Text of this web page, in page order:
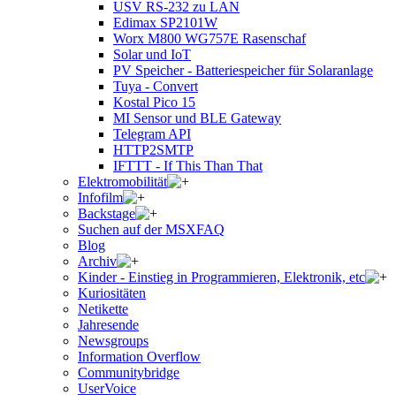
USV RS-232 zu LAN
Edimax SP2101W
Worx M800 WG757E Rasenschaf
Solar und IoT
PV Speicher - Batteriespeicher für Solaranlage
Tuya - Convert
Kostal Pico 15
MI Sensor und BLE Gateway
Telegram API
HTTP2SMTP
IFTTT - If This Than That
Elektromobilität
Infofilm
Backstage
Suchen auf der MSXFAQ
Blog
Archiv
Kinder - Einstieg in Programmieren, Elektronik, etc
Kuriositäten
Netikette
Jahresende
Newsgroups
Information Overflow
Communitybridge
UserVoice